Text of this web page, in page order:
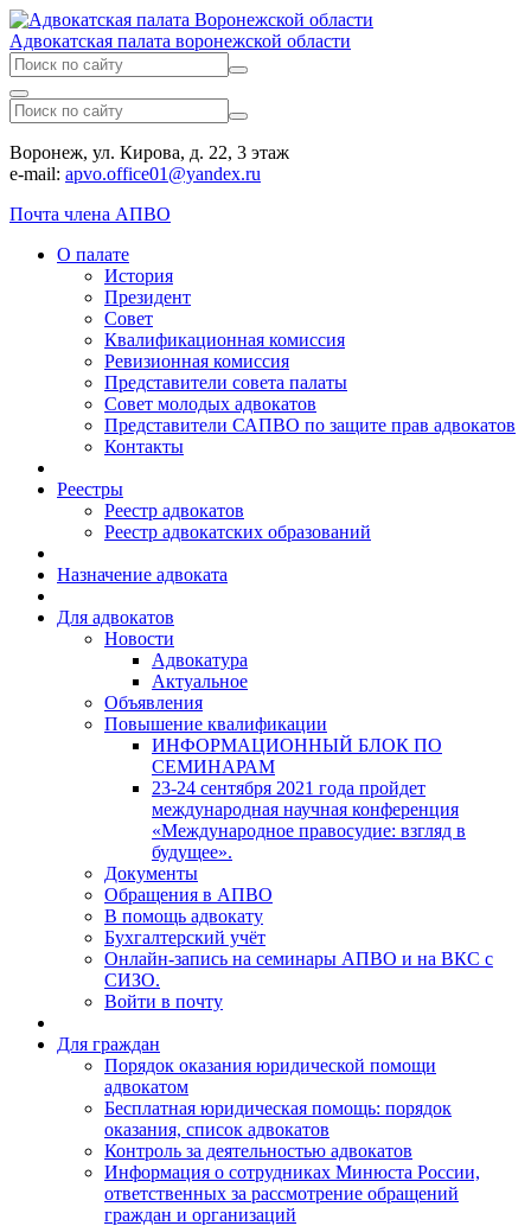
Адвокатская палата воронежской области
Воронеж, ул. Кирова, д. 22, 3 этаж
e-mail: apvo.office01@yandex.ru
Почта члена АПВО
О палате
История
Президент
Совет
Квалификационная комиссия
Ревизионная комиссия
Представители совета палаты
Совет молодых адвокатов
Представители САПВО по защите прав адвокатов
Контакты
Реестры
Реестр адвокатов
Реестр адвокатских образований
Назначение адвоката
Для адвокатов
Новости
Адвокатура
Актуальное
Объявления
Повышение квалификации
ИНФОРМАЦИОННЫЙ БЛОК ПО
СЕМИНАРАМ
23-24 сентября 2021 года пройдет
международная научная конференция
«Международное правосудие: взгляд в
будущее».
Документы
Обращения в АПВО
В помощь адвокату
Бухгалтерский учёт
Онлайн-запись на семинары АПВО и на ВКС с
СИЗО.
Войти в почту
Для граждан
Порядок оказания юридической помощи
адвокатом
Бесплатная юридическая помощь: порядок
оказания, список адвокатов
Контроль за деятельностью адвокатов
Информация о сотрудниках Минюста России,
ответственных за рассмотрение обращений
граждан и организаций